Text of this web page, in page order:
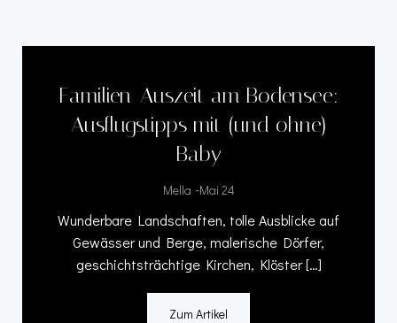
Familien-Auszeit am Bodensee:
Ausflugstipps mit (und ohne)
Baby
Mella -Mai 24
Wunderbare Landschaften, tolle Ausblicke auf
Gewässer und Berge, malerische Dörfer,
geschichtsträchtige Kirchen, Klöster […]
Zum Artikel